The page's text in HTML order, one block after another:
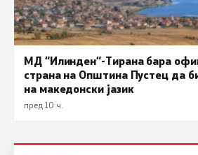
МД “Илинден“-Тирана бара
страна на Општина Пустец да
на македонски јазик
пред 10 ч.